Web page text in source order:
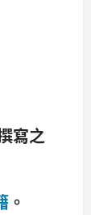
寫之
。